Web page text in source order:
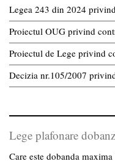
Legea 243 din 2024
Proiectul OUG privind
Proiectul de Lege privind
Decizia nr.105/2007
Lege plafonare
Care este dobanda